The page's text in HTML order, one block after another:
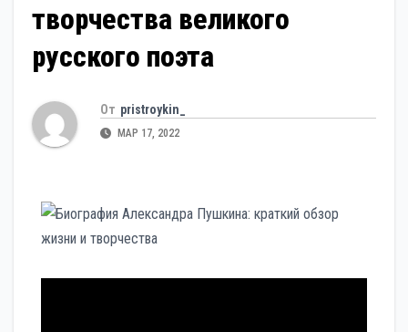
творчества великого
русского поэта
От pristroykin_
МАР 17, 2022